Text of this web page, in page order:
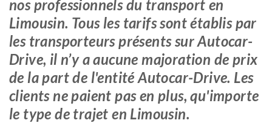
nos professionnels du transport en
Limousin. Tous les tarifs sont établis par
les transporteurs présents sur Autocar-
Drive, il n’y a aucune majoration de prix
de la part de l'entité Autocar-Drive. Les
clients ne paient pas en plus, qu'importe
le type de trajet en Limousin.